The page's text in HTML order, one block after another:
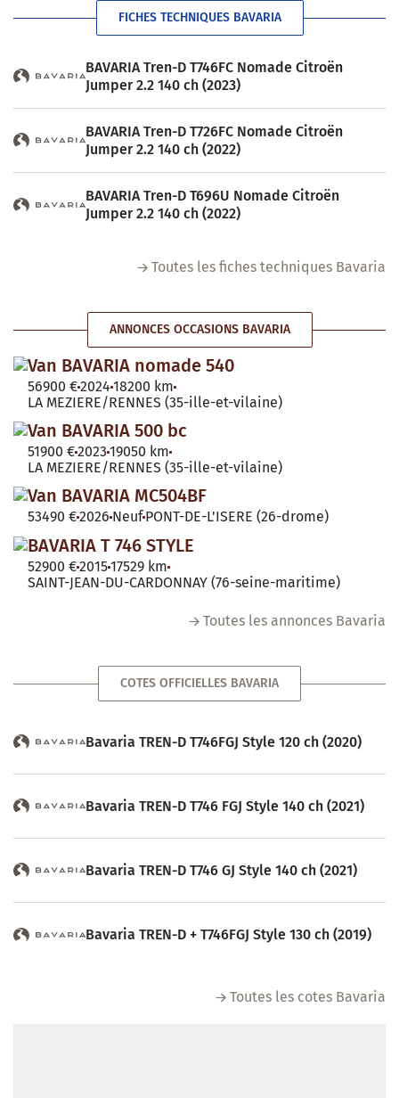
FICHES TECHNIQUES BAVARIA
BAVARIA Tren-D T746FC Nomade Citroën
Jumper 2.2 140 ch (2023)
BAVARIA Tren-D T726FC Nomade Citroën
Jumper 2.2 140 ch (2022)
BAVARIA Tren-D T696U Nomade Citroën
Jumper 2.2 140 ch (2022)
Toutes les fiches techniques Bavaria
ANNONCES OCCASIONS BAVARIA
Van BAVARIA nomade 540
56900 €2024 18200 km
LA MEZIERE/RENNES (35-ille-et-vilaine)
Van BAVARIA 500 bc
51900 €2023 19050 km
LA MEZIERE/RENNES (35-ille-et-vilaine)
Van BAVARIA MC504BF
53490 €2026 Neuf PONT-DE-L'ISERE (26-drome)
BAVARIA T 746 STYLE
52900 €201517529 km
SAINT-JEAN-DU-CARDONNAY (76-seine-maritime)
Toutes les annonces Bavaria
COTES OFFICIELLES BAVARIA
Bavaria TREN-D T746FGJ Style 120 ch (2020)
Bavaria TREN-D T746 FGJ Style 140 ch (2021)
Bavaria TREN-D T746 GJ Style 140 ch (2021)
Bavaria TREN-D + T746FGJ Style 130 ch (2019)
Toutes les cotes Bavaria